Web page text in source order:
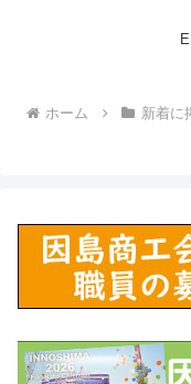
ホーム 新着に